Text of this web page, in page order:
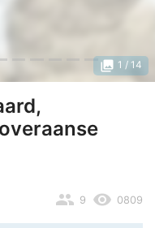
photo_library 1 / 14
remove_red_eye 0809
people 9